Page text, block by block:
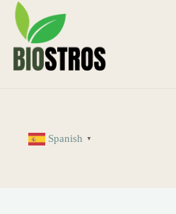
Saltar
contenido
Spanish ▼